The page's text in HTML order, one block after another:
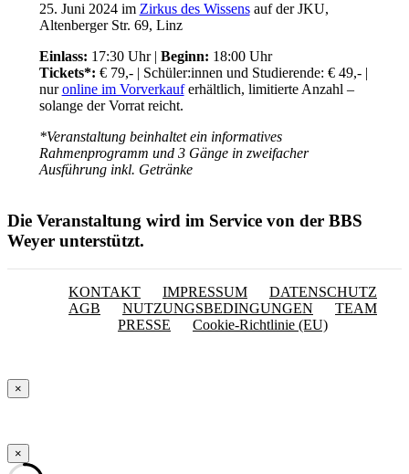
25. Juni 2024 im Zirkus des Wissensauf der JKU,
Altenberger Str. 69, Linz
Einlass: 17:30 Uhr | Beginn: 18:00 Uhr
Tickets*: € 79,- | Schüler:innen und Studierende: € 49,- |
nuronline im Vorverkauferhältlich, limitierte Anzahl –
solange der Vorrat reicht.
*Veranstaltung beinhaltet ein informatives
Rahmenprogramm und 3 Gänge in zweifacher
Ausführung inkl. Getränke
Die Veranstaltung wird im Service von der BBS
Weyer unterstützt.
KONTAKT IMPRESSUM
DATENSCHUTZ
AGB
NUTZUNGSBEDINGUNGEN
TEAM
PRESSE
Cookie-Richtlinie (EU)
×
×